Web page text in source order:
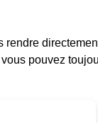
rendre
pouvez